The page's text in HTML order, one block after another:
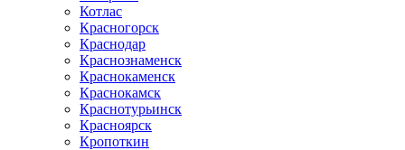
Котлас
Красногорск
Краснодар
Краснознаменск
Краснокаменск
Краснокамск
Краснотурьинск
Красноярск
Кропоткин